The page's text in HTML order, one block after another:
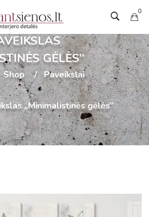
0
GĖLĖS”
Shop
Paveikslai
„Minimalistinės gėlės”